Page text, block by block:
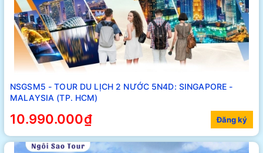
NSGSM5 - TOUR DU LỊCH 2 NƯỚC 5N4D: SINGAPORE -
MALAYSIA (TP. HCM)
10.990.000₫ Đăng ký